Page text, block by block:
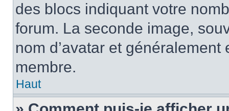
des blocs indiquant votre
forum. La seconde image,
nom d’avatar et
membre.
Haut